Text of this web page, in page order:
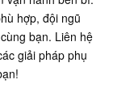
hợp, đội ngũ
bạn. Liên hệ
giải pháp phụ